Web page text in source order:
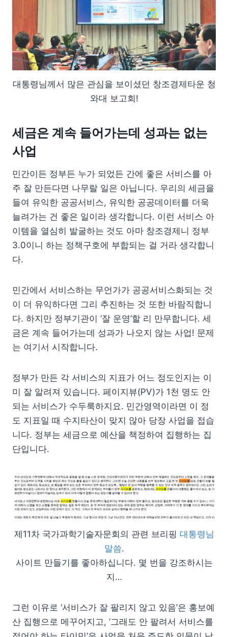
대통령님께서 많은 관심을 보이셨던 창조경제타운 청
와대 보고회!
세금은 계속 들어가는데 성과는 없는
사업
민간이든 정부든 누가 되었든 간에 좋은 서비스를 아
주 잘 만든다면 나무랄 일은 아닙니다. 우리의 세금을
들여 유익한 공공서비스, 유익한 공공데이터를 더욱
늘려가는 건 좋은 일이라 생각합니다. 이런 서비스 아
이템을 열심히 발굴하는 것도 아마 창조경제니 정부
3.0이니 하는 정책구호에 부합되는 걸 거라 생각합니
다.
민간에서 서비스하는 무언가가 공공서비스화되는 것
이 더 유익하다면 그리 추진하는 것 또한 바람직합니
다. 하지만 정부기관이 ‘잘 운영’할 리 만무합니다. 세
금은 계속 들어가는데 성과가 나오지 않는 사업! 문제
는 여기서 시작합니다.
정부가 만든 각 서비스의 지표가 어느 정도인지는 이
미 잘 알려져 있습니다. 페이지뷰(PV)가 1천 명도 안
되는 서비스가 수두룩하지요. 민간영역이라면 이 정
도 지표일 때 수지타산이 맞지 않아 당장 사업을 접습
니다. 정부는 세금으로 예산을 책정하여 집행하는 집
단입니다.
제11차 국가과학기술자문회의 관련 브리핑 대통령님
말씀.
사이트 만들기를 좋아하십니다. 몇 번을 강조하시는
지…
그런 이유로 ‘서비스가 잘 팔리지 않고 있음’은 홍보예
산 집행으로 메꾸어지고, ‘그래도 안 팔려서 서비스를